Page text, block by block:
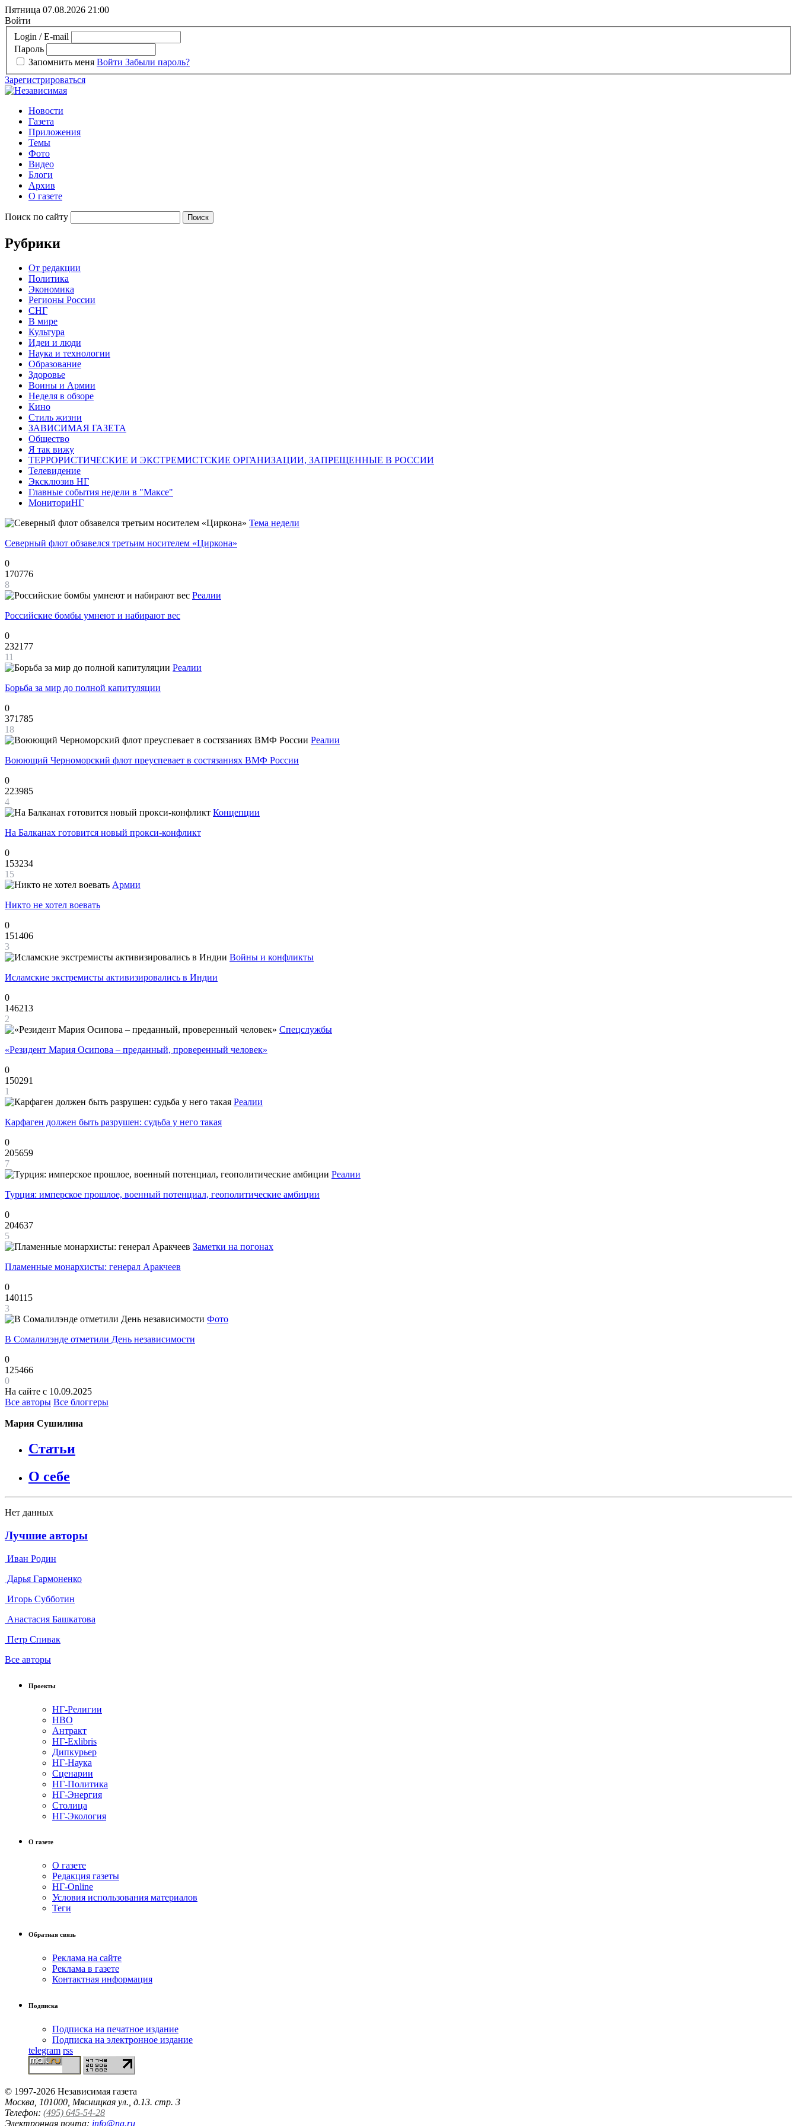
Пятница 07.08.2026 21:00
Войти
Login / E-mail
Пароль
Запомнить меня Войти Забыли пароль?
Зарегистрироваться
Новости
Газета
Приложения
Темы
Фото
Видео
Блоги
Архив
О газете
Поиск по сайту
Рубрики
От редакции
Политика
Экономика
Регионы России
СНГ
В мире
Культура
Идеи и люди
Наука и технологии
Образование
Здоровье
Воины и Армии
Неделя в обзоре
Кино
Стиль жизни
ЗАВИСИМАЯ ГАЗЕТА
Общество
Я так вижу
ТЕРРОРИСТИЧЕСКИЕ И ЭКСТРЕМИСТСКИЕ ОРГАНИЗАЦИИ, ЗАПРЕЩЕННЫЕ В РОССИИ
Телевидение
Эксклюзив НГ
Главные события недели в "Максе"
МониториНГ
Тема недели
Северный флот обзавелся третьим носителем «Циркона»
0
170776
8
Реалии
Российские бомбы умнеют и набирают вес
0
232177
11
Реалии
Борьба за мир до полной капитуляции
0
371785
18
Реалии
Воюющий Черноморский флот преуспевает в состязаниях ВМФ России
0
223985
4
Концепции
На Балканах готовится новый прокси-конфликт
0
153234
15
Армии
Никто не хотел воевать
0
151406
3
Войны и конфликты
Исламские экстремисты активизировались в Индии
0
146213
2
Спецслужбы
«Резидент Мария Осипова – преданный, проверенный человек»
0
150291
1
Реалии
Карфаген должен быть разрушен: судьба у него такая
0
205659
7
Реалии
Турция: имперское прошлое, военный потенциал, геополитические амбиции
0
204637
5
Заметки на погонах
Пламенные монархисты: генерал Аракчеев
0
140115
3
Фото
В Сомалилэнде отметили День независимости
0
125466
0
На сайте с 10.09.2025
Все авторы Все блоггеры
Мария Сушилина
Статьи
О себе
Нет данных
Лучшие авторы
Иван Родин
Дарья Гармоненко
Игорь Субботин
Анастасия Башкатова
Петр Спивак
Все авторы
Проекты
НГ-Религии
НВО
Антракт
НГ-Exlibris
Дипкурьер
НГ-Наука
Сценарии
НГ-Политика
НГ-Энергия
Столица
НГ-Экология
О газете
О газете
Редакция газеты
НГ-Online
Условия использования материалов
Теги
Обратная связь
Реклама на сайте
Реклама в газете
Контактная информация
Подписка
Подписка на печатное издание
Подписка на электронное издание
telegram rss
© 1997-2026 Независимая газета
Москва, 101000, Мясницкая ул., д.13. стр. 3
Телефон: (495) 645-54-28
Электронная почта: info@ng.ru